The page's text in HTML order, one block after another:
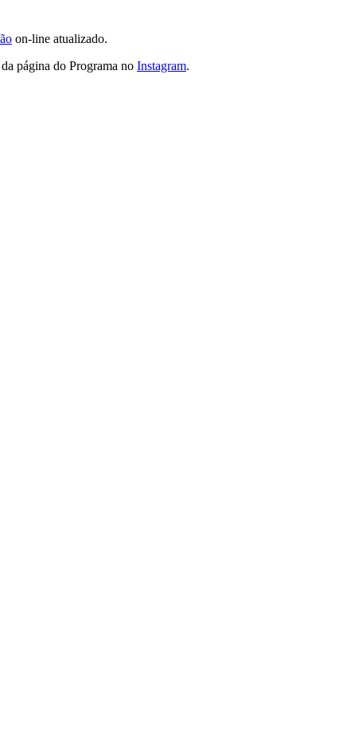
on-line atualizado.
página do Programa no Instagram.